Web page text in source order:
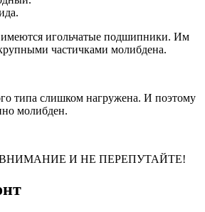
игольчатые подшипники. Им
частичками молибдена.
типа слишком нагружена. И поэтому
молибден.
И НЕ ПЕРЕПУТАЙТЕ!